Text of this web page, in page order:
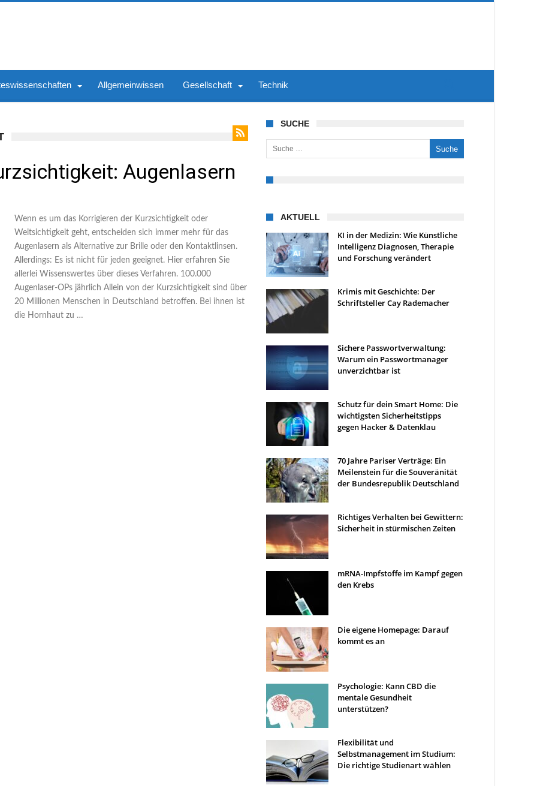
Allgemeinwissen Gesellschaft Technik
Augenlasern
Wenn es um das Korrigieren der Kurzsichtigkeit oder
Weitsichtigkeit geht, entscheiden sich immer mehr für das
Augenlasern als Alternative zur Brille oder den Kontaktlinsen.
Allerdings: Es ist nicht für jeden geeignet. Hier erfahren Sie
allerlei Wissenswertes über dieses Verfahren. 100.000
Augenlaser-OPs jährlich Allein von der Kurzsichtigkeit sind über
20 Millionen Menschen in Deutschland betroffen. Bei ihnen ist
die Hornhaut zu …
SUCHE
Suche nach:
AKTUELL
KI in der Medizin: Wie Künstliche
Intelligenz Diagnosen, Therapie
und Forschung verändert
Krimis mit Geschichte: Der
Schriftsteller Cay Rademacher
Sichere Passwortverwaltung:
Warum ein Passwortmanager
unverzichtbar ist
Schutz für dein Smart Home: Die
wichtigsten Sicherheitstipps
gegen Hacker & Datenklau
70 Jahre Pariser Verträge: Ein
Meilenstein für die Souveränität
der Bundesrepublik Deutschland
Richtiges Verhalten bei Gewittern:
Sicherheit in stürmischen Zeiten
mRNA-Impfstoffe im Kampf gegen
den Krebs
Die eigene Homepage: Darauf
kommt es an
Psychologie: Kann CBD die
mentale Gesundheit
unterstützen?
Flexibilität und
Selbstmanagement im Studium:
Die richtige Studienart wählen